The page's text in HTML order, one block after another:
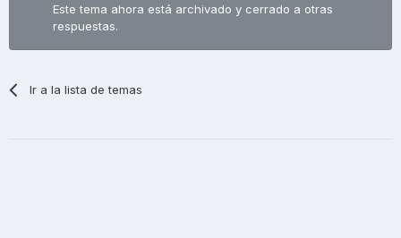
Este tema ahora está archivado y cerrado a otras
respuestas.
Ir a la lista de temas